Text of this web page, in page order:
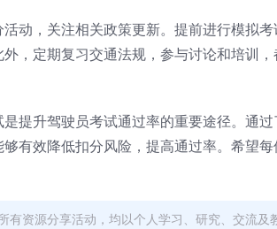
动，关注相关政策更新。提前进行模拟
，定期复习交通法规，参与讨论和培训
提升驾驶员考试通过率的重要途径。通
有效降低扣分风险，提高通过率。希望
有资源分享活动，均以个人学习、研究、交流